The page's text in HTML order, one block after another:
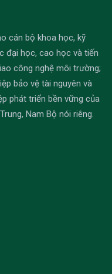
cán bộ khoa học, kỹ
đại học, cao học và tiến
công nghệ môi trường;
bảo vệ tài nguyên và
phát triển bền vững của
Nam Bộ nói riêng.